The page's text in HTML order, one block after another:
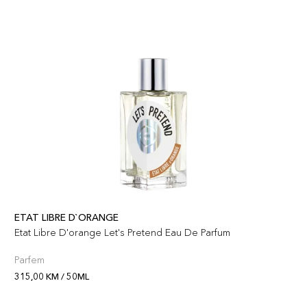
ETAT LIBRE D`ORANGE
Etat Libre D'orange Let's Pretend Eau De Parfum
Parfem
315,00 KM / 50ML